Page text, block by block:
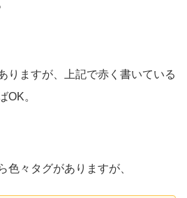
りますが、上記で赤く書いている
OK。
色々タグがありますが、